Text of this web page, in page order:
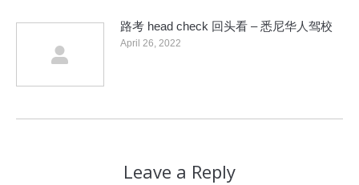
路考 head check 回头看 – 悉尼华人驾校
April 26, 2022
Leave a Reply